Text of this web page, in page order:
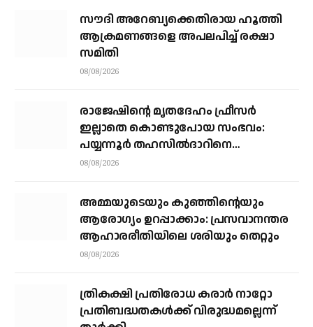
സൗദി അറേബ്യക്കെതിരായ ഹൂത്തി
ആക്രമണങ്ങളെ അപലപിച്ച് രക്ഷാ
സമിതി
08/08/2026
രാജേഷിന്റെ മൃതദേഹം ഫ്രീസർ
ഇല്ലാതെ കൊണ്ടുപോയ സംഭവം:
പയ്യന്നൂർ തഹസിൽദാറിനെ
സസ്പെൻഡ് ചെയ്യാൻ നിർദ്ദേശം
08/08/2026
അമ്മയുടെയും കുഞ്ഞിന്റെയും
ആരോഗ്യം ഉറപ്പാക്കാം: പ്രസവാനന്തര
ആഹാരരീതിയിലെ ശരിയും തെറ്റും
08/08/2026
ത്രികക്ഷി പ്രതിരോധ കരാര്‍ നാറ്റോ
പ്രതിബദ്ധതകള്‍ക്ക് വിരുദ്ധമല്ലെന്ന്